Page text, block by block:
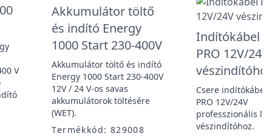
V
Akkumulátor töltő
és indító Energy
1000 Start 230-400V
Akkumulátor töltő és indító
Energy 1000 Start 230-400V
12V / 24 V-os savas
akkumulátorok töltésére
(WET).
Termékkód: 829008
Indítókábel
PRO 12V/24V
vészindítóhoz
Csere indítókábel
PRO 12V/24V
professzionális
vészindítóhoz.